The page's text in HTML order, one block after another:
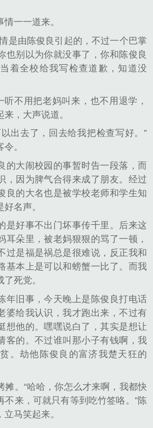
一一道来。
是由陈俊良引起的，不过一个巴掌
也别以为你就没事了，你和陈俊良
着全校给我写检查道歉，知道没
听不用把老妈叫来，也不用退学，
，大声说道。
出去了，回去给我把检查写好。”
。
的大闹校园的事暂时告一段落，而
，因为脾气合得来成了朋友。经过
良的大名也是被学校老师和学生知
名声。
是好事不出门坏事传千里。后来这
耳朵里，被老妈狠狠的骂了一顿，
过是福是祸总是很难说，反正我和
基本上是可以和螃蟹一比了。而我
死党。
年旧事，今天晚上是陈俊良打电话
婆给我认识，我才跑出来，不过有
想他的。嘿嘿说白了，其实是想让
客的。不过谁叫那小子有钱啊，我
。劫他陈俊良的富济我楚天狂的
摊。“哈哈，你怎么才来啊，我都快
不来，可就只有等到吃竹签咯。”陈
马笑起来。